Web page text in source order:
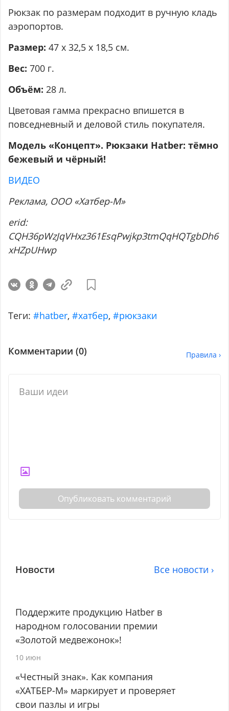
Рюкзак по размерам подходит в ручную кладь
аэропортов.
Размер: 47 х 32,5 х 18,5 см.
Вес: 700 г.
Объём: 28 л.
Цветовая гамма прекрасно впишется в
повседневный и деловой стиль покупателя.
Модель «Концепт». Рюкзаки Hatber: тёмно
бежевый и чёрный!
ВИДЕО
Реклама, ООО «Хатбер-М»
erid:
CQH36pWzJqVHxz361EsqPwjkp3tmQqHQTgbDh6
xHZpUHwp
Теги: #hatber,#хатбер,#рюкзаки
Комментарии (0) Правила ›
Опубликовать комментарий
Новости Все новости ›
Поддержите продукцию Hatber в
народном голосовании премии
«Золотой медвежонок»!
10 июн
«Честный знак». Как компания
«ХАТБЕР-М» маркирует и проверяет
свои пазлы и игры